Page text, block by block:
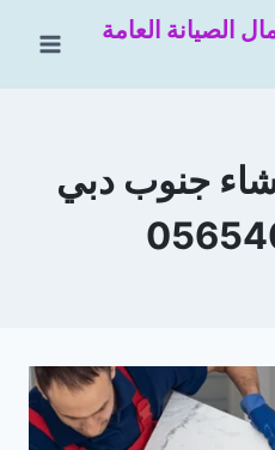
الصيانة العامة
جنوب دبي